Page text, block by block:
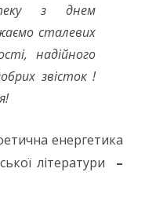
з днем
сталевих
надійного
звісток !
енергетика
літератури
–